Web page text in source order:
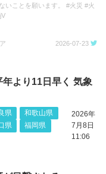
いことを願います。 #火災 #火
2026-07-23
より11日早く 気象
県
和歌山県
県
福岡県
2026年
7月8日
11:06